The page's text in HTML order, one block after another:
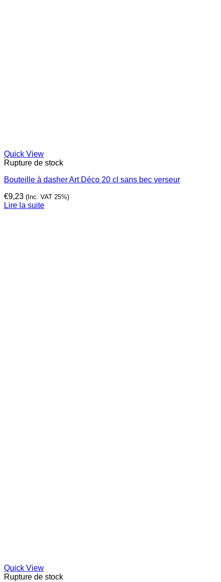
Quick View
Rupture de stock
Bouteille à dasher Art Déco 20 cl sans bec verseur
€9,23 (Inc. VAT 25%)
Lire la suite
Quick View
Rupture de stock